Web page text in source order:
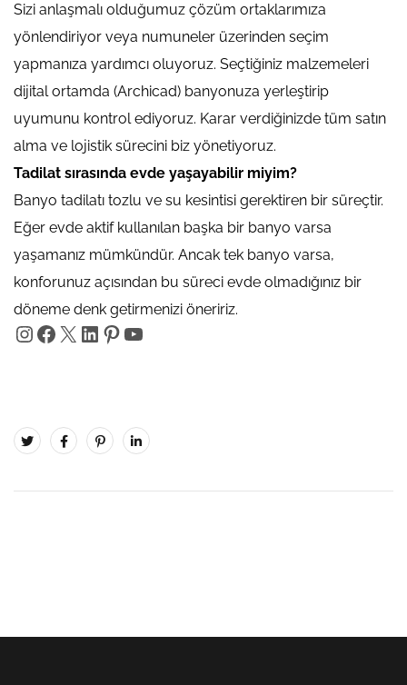
Sizi anlaşmalı olduğumuz çözüm ortaklarımıza
yönlendiriyor veya numuneler üzerinden seçim
yapmanıza yardımcı oluyoruz. Seçtiğiniz malzemeleri
dijital ortamda (Archicad) banyonuza yerleştirip
uyumunu kontrol ediyoruz. Karar verdiğinizde tüm satın
alma ve lojistik sürecini biz yönetiyoruz.
Tadilat sırasında evde yaşayabilir miyim?
Banyo tadilatı tozlu ve su kesintisi gerektiren bir süreçtir.
Eğer evde aktif kullanılan başka bir banyo varsa
yaşamanız mümkündür. Ancak tek banyo varsa,
konforunuz açısından bu süreci evde olmadığınız bir
döneme denk getirmenizi öneririz.